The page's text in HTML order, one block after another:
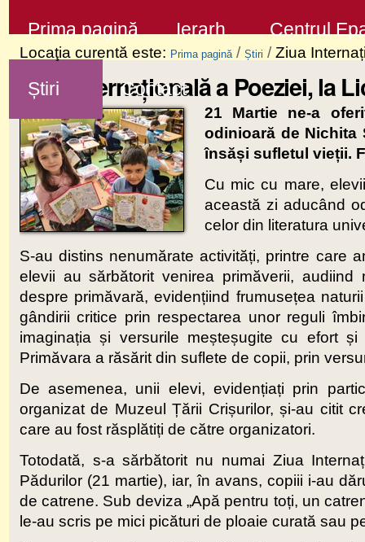
la
conţinut
Sari
la
navigare
Prima pagină Ierarh Centrul
Știri Contact
Locaţia curentă este: Prima pagină / Știri / Ziua
Ziua Internațională a Poeziei, la
21 Martie ne-a
odinioară de Nichita
însăși sufletul vieții.
Cu mic cu mare,
această zi aducând
celor din literatura
S-au distins nenumărate activități, printre care
elevii au sărbătorit venirea primăverii, audiind
despre primăvară, evidențiind frumusețea
gândirii critice prin respectarea unor reguli
imaginația și versurile meșteșugite cu efort
Primăvara a răsărit din suflete de copii, prin
De asemenea, unii elevi, evidențiați prin
organizat de Muzeul Țării Crișurilor, și-au citit
care au fost răsplătiți de către organizatori.
Totodată, s-a sărbătorit nu numai Ziua
Pădurilor (21 martie), iar, în avans, copiii i-au
de catrene. Sub deviza „Apă pentru toți, un
le-au scris pe mici picături de ploaie curată sau